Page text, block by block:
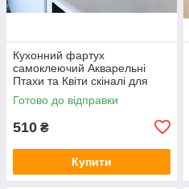
Кухонний фартух
самоклеючий Акварельні
Птахи та Квіти скіналі для
кухні наклейка ПВХ бежевий
600х2000 мм
Готово до відправки
510 ₴
Купити